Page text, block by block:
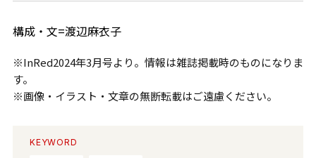
構成・文=渡辺麻衣子
※InRed2024年3月号より。情報は雑誌掲載時のものになりま
す。
※画像・イラスト・文章の無断転載はご遠慮ください。
KEYWORD